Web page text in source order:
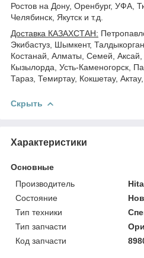
Ростов на Дону, Оренбург, УФА,
Челябинск, Якутск и т.д.
Доставка КАЗАХСТАН:
Экибастуз, Шымкент,
Костанай, Алматы, Семей, Аксай,
Кызылорда, Усть-Каменогорск,
Тараз, Темиртау, Кокшетау,
Скрыть
Характеристики
Основные
Производитель
Состояние
Тип техники
Тип запчасти
Код запчасти